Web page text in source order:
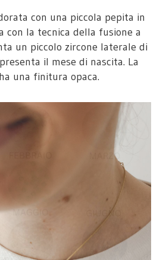
con una piccola pepita in
con la tecnica della fusione a
un piccolo zircone laterale di
il mese di nascita. La
una finitura opaca.